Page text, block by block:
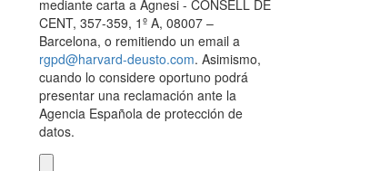
mediante carta a Agnesi - CONSELL DE
CENT, 357-359, 1º A, 08007 –
Barcelona, o remitiendo un email a
rgpd@harvard-deusto.com. Asimismo,
cuando lo considere oportuno podrá
presentar una reclamación ante la
Agencia Española de protección de
datos.